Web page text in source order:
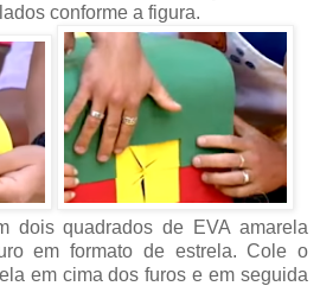
conforme a figura.
dois quadrados de EVA amarela
em formato de estrela. Cole o
em cima dos furos e em seguida